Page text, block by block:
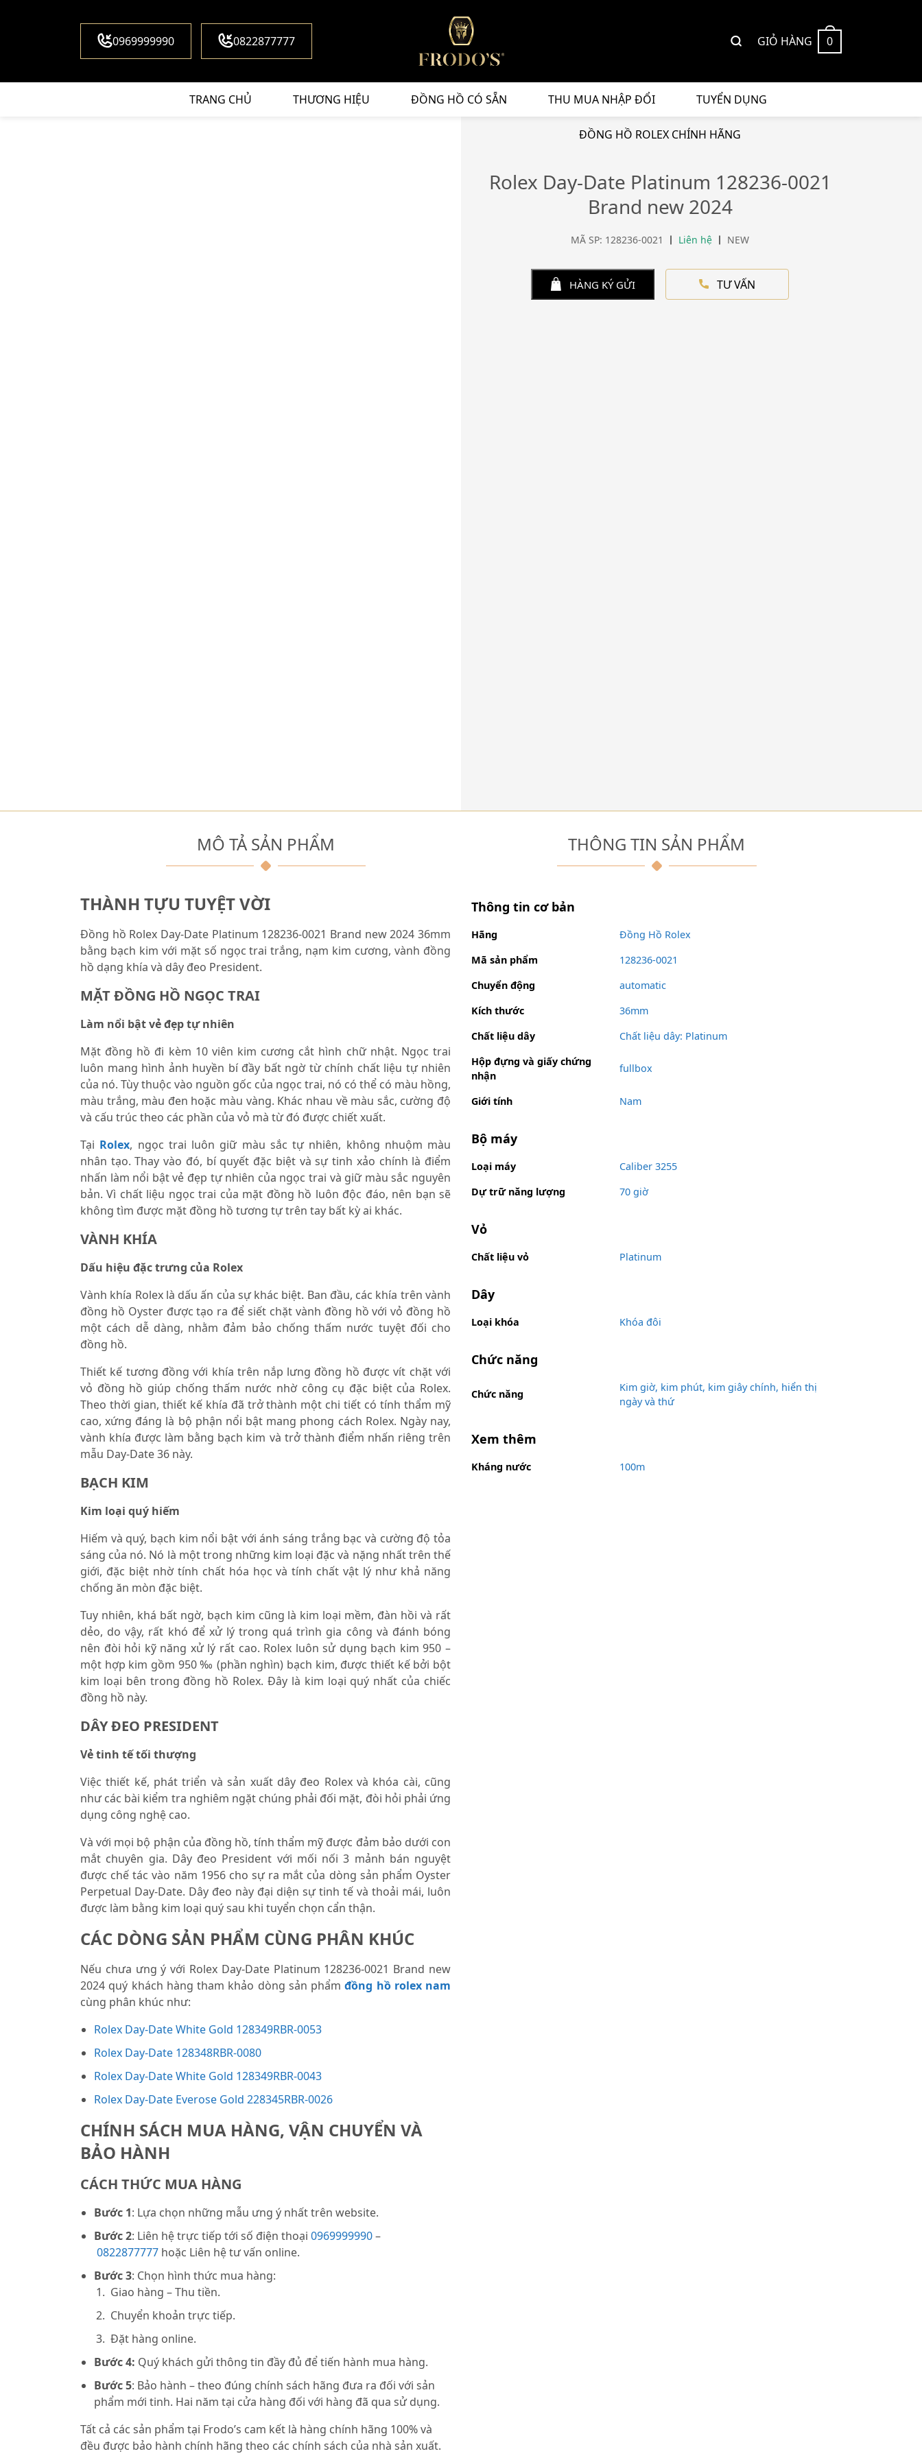
0969999990 0822877777 GIỎ HÀNG 0
TRANG CHỦ THƯƠNG HIỆU ĐỒNG HỒ CÓ SẴN THU MUA NHẬP ĐỔI TUYỂN DỤNG
ĐỒNG HỒ ROLEX CHÍNH HÃNG
Rolex Day-Date Platinum 128236-0021
Brand new 2024
MÃ SP: 128236-0021 Liên hệ NEW
HÀNG KÝ GỬI TƯ VẤN
MÔ TẢ SẢN PHẨM
THÀNH TỰU TUYỆT VỜI
Đồng hồ Rolex Day-Date Platinum 128236-0021 Brand new 2024 36mm
bằng bạch kim với mặt số ngọc trai trắng, nạm kim cương, vành đồng
hồ dạng khía và dây đeo President.
MẶT ĐỒNG HỒ NGỌC TRAI
Làm nổi bật vẻ đẹp tự nhiên
Mặt đồng hồ đi kèm 10 viên kim cương cắt hình chữ nhật. Ngọc trai
luôn mang hình ảnh huyền bí đầy bất ngờ từ chính chất liệu tự nhiên
của nó. Tùy thuộc vào nguồn gốc của ngọc trai, nó có thể có màu hồng,
màu trắng, màu đen hoặc màu vàng. Khác nhau về màu sắc, cường độ
và cấu trúc theo các phần của vỏ mà từ đó được chiết xuất.
Tại Rolex, ngọc trai luôn giữ màu sắc tự nhiên, không nhuộm màu
nhân tạo. Thay vào đó, bí quyết đặc biệt và sự tinh xảo chính là điểm
nhấn làm nổi bật vẻ đẹp tự nhiên của ngọc trai và giữ màu sắc nguyên
bản. Vì chất liệu ngọc trai của mặt đồng hồ luôn độc đáo, nên bạn sẽ
không tìm được mặt đồng hồ tương tự trên tay bất kỳ ai khác.
VÀNH KHÍA
Dấu hiệu đặc trưng của Rolex
Vành khía Rolex là dấu ấn của sự khác biệt. Ban đầu, các khía trên vành
đồng hồ Oyster được tạo ra để siết chặt vành đồng hồ với vỏ đồng hồ
một cách dễ dàng, nhằm đảm bảo chống thấm nước tuyệt đối cho
đồng hồ.
Thiết kế tương đồng với khía trên nắp lưng đồng hồ được vít chặt với
vỏ đồng hồ giúp chống thấm nước nhờ công cụ đặc biệt của Rolex.
Theo thời gian, thiết kế khía đã trở thành một chi tiết có tính thẩm mỹ
cao, xứng đáng là bộ phận nổi bật mang phong cách Rolex. Ngày nay,
vành khía được làm bằng bạch kim và trở thành điểm nhấn riêng trên
mẫu Day-Date 36 này.
BẠCH KIM
Kim loại quý hiếm
Hiếm và quý, bạch kim nổi bật với ánh sáng trắng bạc và cường độ tỏa
sáng của nó. Nó là một trong những kim loại đặc và nặng nhất trên thế
giới, đặc biệt nhờ tính chất hóa học và tính chất vật lý như khả năng
chống ăn mòn đặc biệt.
Tuy nhiên, khá bất ngờ, bạch kim cũng là kim loại mềm, đàn hồi và rất
dẻo, do vậy, rất khó để xử lý trong quá trình gia công và đánh bóng
nên đòi hỏi kỹ năng xử lý rất cao. Rolex luôn sử dụng bạch kim 950 –
một hợp kim gồm 950 ‰ (phần nghìn) bạch kim, được thiết kế bởi bột
kim loại bên trong đồng hồ Rolex. Đây là kim loại quý nhất của chiếc
đồng hồ này.
DÂY ĐEO PRESIDENT
Vẻ tinh tế tối thượng
Việc thiết kế, phát triển và sản xuất dây đeo Rolex và khóa cài, cũng
như các bài kiểm tra nghiêm ngặt chúng phải đối mặt, đòi hỏi phải ứng
dụng công nghệ cao.
Và với mọi bộ phận của đồng hồ, tính thẩm mỹ được đảm bảo dưới con
mắt chuyên gia. Dây đeo President với mối nối 3 mảnh bán nguyệt
được chế tác vào năm 1956 cho sự ra mắt của dòng sản phẩm Oyster
Perpetual Day-Date. Dây đeo này đại diện sự tinh tế và thoải mái, luôn
được làm bằng kim loại quý sau khi tuyển chọn cẩn thận.
CÁC DÒNG SẢN PHẨM CÙNG PHÂN KHÚC
Nếu chưa ưng ý với Rolex Day-Date Platinum 128236-0021 Brand new
2024 quý khách hàng tham khảo dòng sản phẩmđồng hồ rolex nam
cùng phân khúc như:
Rolex Day-Date White Gold 128349RBR-0053
Rolex Day-Date 128348RBR-0080
Rolex Day-Date White Gold 128349RBR-0043
Rolex Day-Date Everose Gold 228345RBR-0026
CHÍNH SÁCH MUA HÀNG, VẬN CHUYỂN VÀ
BẢO HÀNH
CÁCH THỨC MUA HÀNG
Bước 1: Lựa chọn những mẫu ưng ý nhất trên website.
Bước 2: Liên hệ trực tiếp tới số điện thoại 0969999990–
0822877777 hoặc Liên hệ tư vấn online.
Bước 3: Chọn hình thức mua hàng:
Giao hàng – Thu tiền.
Chuyển khoản trực tiếp.
Đặt hàng online.
Bước 4: Quý khách gửi thông tin đầy đủ để tiến hành mua hàng.
Bước 5: Bảo hành – theo đúng chính sách hãng đưa ra đối với sản
phẩm mới tinh. Hai năm tại cửa hàng đối với hàng đã qua sử dụng.
Tất cả các sản phẩm tại Frodo’s cam kết là hàng chính hãng 100% và
đều được bảo hành chính hãng theo các chính sách của nhà sản xuất.
THÔNG TIN SẢN PHẨM
Thông tin cơ bản
Hãng
Đồng Hồ Rolex
Mã sản phẩm
128236-0021
Chuyển động
automatic
Kích thước
36mm
Chất liệu dây
Chất liệu dây: Platinum
Hộp đựng và giấy chứng
nhận
fullbox
Giới tính Nam
Bộ máy
Loại máy
Caliber 3255
Dự trữ năng lượng
70 giờ
Vỏ
Chất liệu vỏ Platinum
Dây
Loại khóa Khóa đôi
Chức năng
Chức năng
Kim giờ, kim phút, kim giây chính, hiển thị
ngày và thứ
Xem thêm
Kháng nước 100m